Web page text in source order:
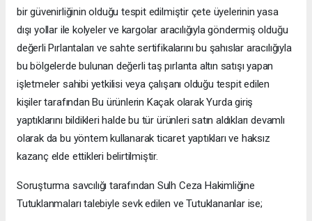
bir güvenirliğinin olduğu tespit edilmiştir çete üyelerinin yasa
dışı yollar ile kolyeler ve kargolar aracılığıyla göndermiş olduğu
değerli Pırlantaları ve sahte sertifikalarını bu şahıslar aracılığıyla
bu bölgelerde bulunan değerli taş pırlanta altın satışı yapan
işletmeler sahibi yetkilisi veya çalışanı olduğu tespit edilen
kişiler tarafından Bu ürünlerin Kaçak olarak Yurda giriş
yaptıklarını bildikleri halde bu tür ürünleri satın aldıkları devamlı
olarak da bu yöntem kullanarak ticaret yaptıkları ve haksız
kazanç elde ettikleri belirtilmiştir.
Soruşturma savcılığı tarafından Sulh Ceza Hakimliğine
Tutuklanmaları talebiyle sevk edilen ve Tutuklananlar ise;